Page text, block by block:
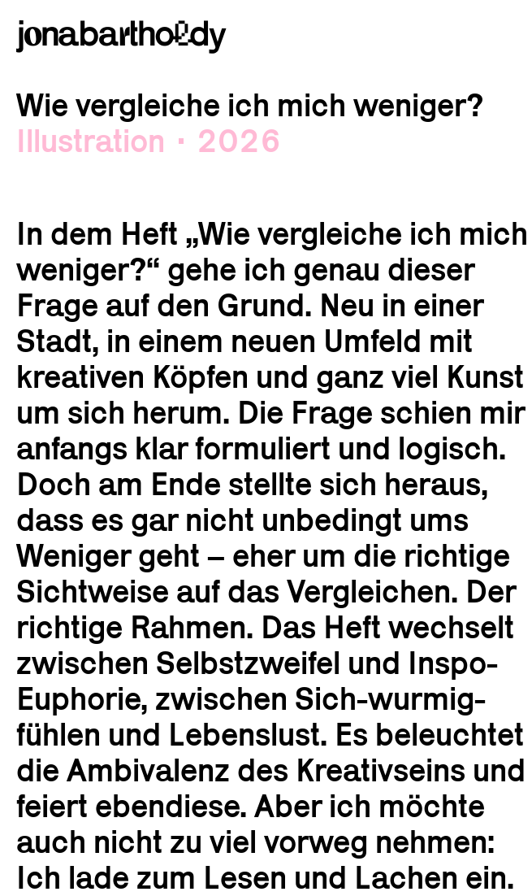
Wie vergleiche ich mich weniger?
Illustration
2026
In dem Heft „Wie vergleiche ich mich
weniger?“ gehe ich genau dieser
Frage auf den Grund. Neu in einer
Stadt, in einem neuen Umfeld mit
kreativen Köpfen und ganz viel Kunst
um sich herum. Die Frage schien mir
anfangs klar formuliert und logisch.
Doch am Ende stellte sich heraus,
dass es gar nicht unbedingt ums
Weniger geht – eher um die richtige
Sichtweise auf das Vergleichen. Der
richtige Rahmen. Das Heft wechselt
zwischen Selbstzweifel und Inspo-
Euphorie, zwischen Sich-wurmig-
fühlen und Lebenslust. Es beleuchtet
die Ambivalenz des Kreativseins und
feiert ebendiese. Aber ich möchte
auch nicht zu viel vorweg nehmen:
Ich lade zum Lesen und Lachen ein.